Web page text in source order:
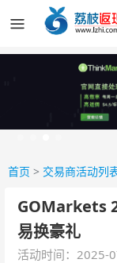
首页 > 交易商活动列
GOMarkets
易换豪礼
活动时间：2025-